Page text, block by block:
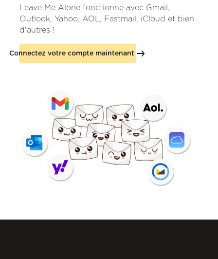
Leave Me Alone fonctionne avec Gmail,
Outlook, Yahoo, AOL, Fastmail, iCloud et bien
d'autres !
Connectez votre compte maintenant